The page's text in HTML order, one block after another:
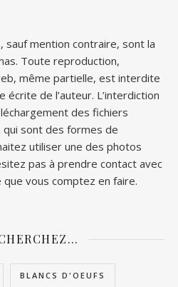
mention contraire, sont la
Toute reproduction,
même partielle, est interdite
de l’auteur. L’interdiction
des fichiers
qui sont des formes de
utiliser une des photos
pas à prendre contact avec
que vous comptez en faire.
BLANCS D'OEUFS